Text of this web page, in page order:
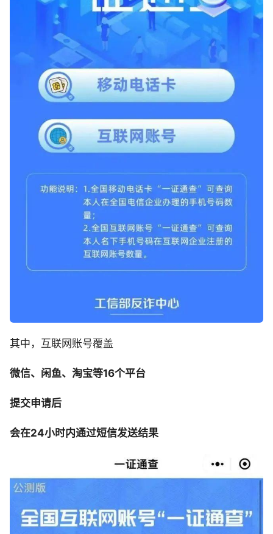
其中，互联网账号覆盖
微信、闲鱼、淘宝等16个平台
提交申请后
会在24小时内通过短信发送结果